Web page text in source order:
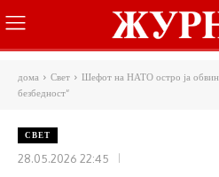
дома Свет
Шефот на НАТО остро ја обвини
безбедност“
СВЕТ
28.05.2026 22:45